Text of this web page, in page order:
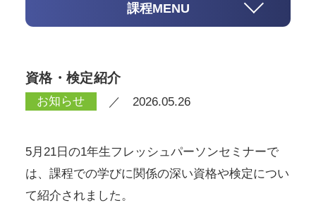
課程MENU
資格・検定紹介
お知らせ ／ 2026.05.26
5月21日の1年生フレッシュパーソンセミナーで
は、課程での学びに関係の深い資格や検定につい
て紹介されました。